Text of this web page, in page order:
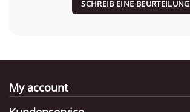
SCHREIB EINE BEURTEILUNG
My account